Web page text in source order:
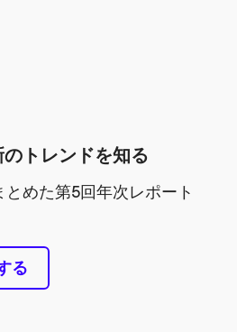
トレンドを知る
めた第5回年次レポート
る